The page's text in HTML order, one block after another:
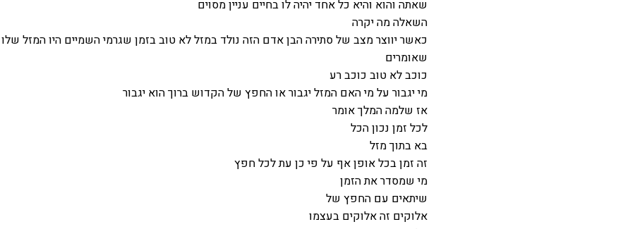
שאתה והוא והיא כל אחד יהיה לו בחיים עניין מסוים
השאלה מה יקרה
כאשר יווצר מצב של סתירה הבן אדם הזה נולד במזל לא טוב בזמן שגרמי השמיים היו המזל
שאומרים
כוכב לא טוב כוכב רע
מי יגבור על מי האם המזל יגבור או החפץ של הקדוש ברוך הוא יגבור
אז שלמה המלך אומר
לכל זמן נכון הכל
בא בתוך מזל
זה זמן בכל אופן אף על פי כן עת לכל חפץ
מי שמסדר את הזמן
שיתאים עם החפץ של
אלוקים זה אלוקים בעצמו